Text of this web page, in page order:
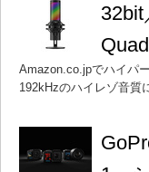
Amazon.co.jpでハイパ
192kHzのハイレゾ音質